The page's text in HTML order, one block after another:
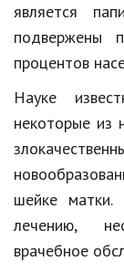
Рецепты
Красота и
Hi-Tech.
Авто, мото
Дом и сад
Спорт и
является
процентов
Науке
некоторые из
шейке матки.
лечению,
врачебное